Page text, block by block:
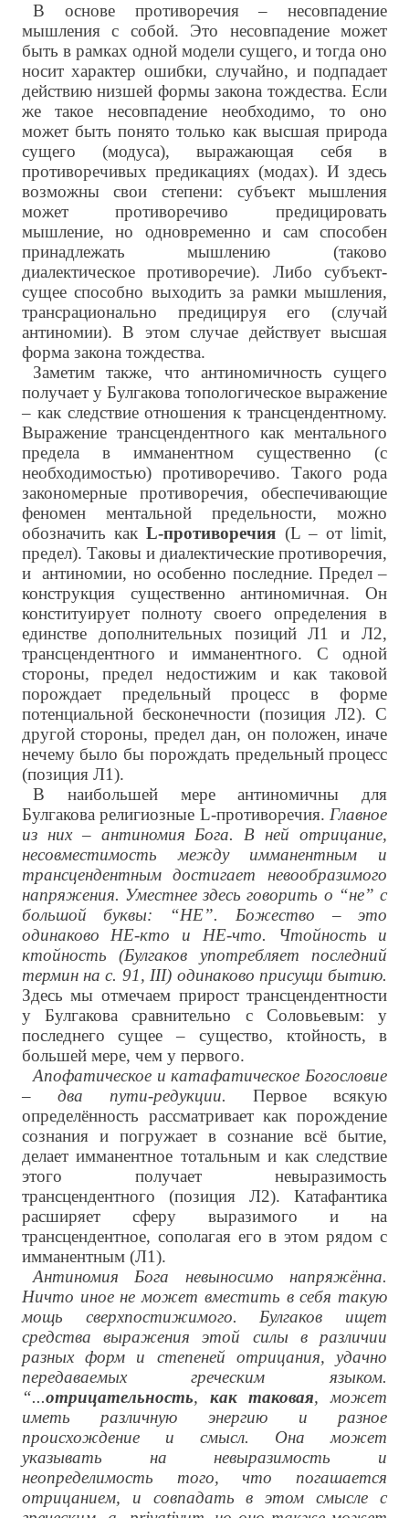
В основе противоречия – несовпадение
мышления с собой. Это несовпадение может
быть в рамках одной модели сущего, и тогда оно
носит характер ошибки, случайно, и подпадает
действию низшей формы закона тождества. Если
же такое несовпадение необходимо, то оно
может быть понято только как высшая природа
сущего (модуса), выражающая себя в
противоречивых предикациях (модах). И здесь
возможны свои степени: субъект мышления
может противоречиво предицировать
мышление, но одновременно и сам способен
принадлежать мышлению (таково
диалектическое противоречие). Либо субъект-
сущее способно выходить за рамки мышления,
трансрационально предицируя его (случай
антиномии). В этом случае действует высшая
форма закона тождества.
Заметим также, что антиномичность сущего
получает у Булгакова топологическое выражение
– как следствие отношения к трансцендентному.
Выражение трансцендентного как ментального
предела в имманентном существенно (с
необходимостью) противоречиво. Такого рода
закономерные противоречия, обеспечивающие
феномен ментальной предельности, можно
обозначить какL-противоречия (L – от limit,
предел). Таковы и диалектические противоречия,
и антиномии, но особенно последние. Предел –
конструкция существенно антиномичная. Он
конституирует полноту своего определения в
единстве дополнительных позиций Л1 и Л2,
трансцендентного и имманентного. С одной
стороны, предел недостижим и как таковой
порождает предельный процесс в форме
потенциальной бесконечности (позиция Л2). С
другой стороны, предел дан, он положен, иначе
нечему было бы порождать предельный процесс
(позиция Л1).
В наибольшей мере антиномичны для
Булгакова религиозные L-противоречия. Главное
из них – антиномия Бога. В ней отрицание,
несовместимость между имманентным и
трансцендентным достигает невообразимого
напряжения. Уместнее здесь говорить о “не” с
большой буквы: “НЕ”. Божество – это
одинаково НЕ-кто и НЕ-что. Чтойность и
ктойность (Булгаков употребляет последний
термин на с. 91, III) одинаково присущи бытию.
Здесь мы отмечаем прирост трансцендентности
у Булгакова сравнительно с Соловьевым: у
последнего сущее – существо, ктойность, в
большей мере, чем у первого.
Апофатическое и катафатическое Богословие
– два пути-редукции. Первое всякую
определённость рассматривает как порождение
сознания и погружает в сознание всё бытие,
делает имманентное тотальным и как следствие
этого получает невыразимость
трансцендентного (позиция Л2). Катафантика
расширяет сферу выразимого и на
трансцендентное, сополагая его в этом рядом с
имманентным (Л1).
Антиномия Бога невыносимо напряжённа.
Ничто иное не может вместить в себя такую
мощь сверхпостижимого. Булгаков ищет
средства выражения этой силы в различии
разных форм и степеней отрицания, удачно
передаваемых греческим языком.
“...отрицательность, как таковая, может
иметь различную энергию и разное
происхождение и смысл. Она может
указывать на невыразимость и
неопределимость того, что погашается
отрицанием, и совпадать в этом смысле с